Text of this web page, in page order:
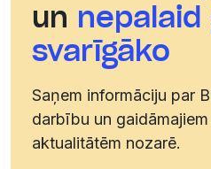
un nepalaid
svarīgāko
Saņem informāciju par
darbību un
aktualitātēm nozarē.